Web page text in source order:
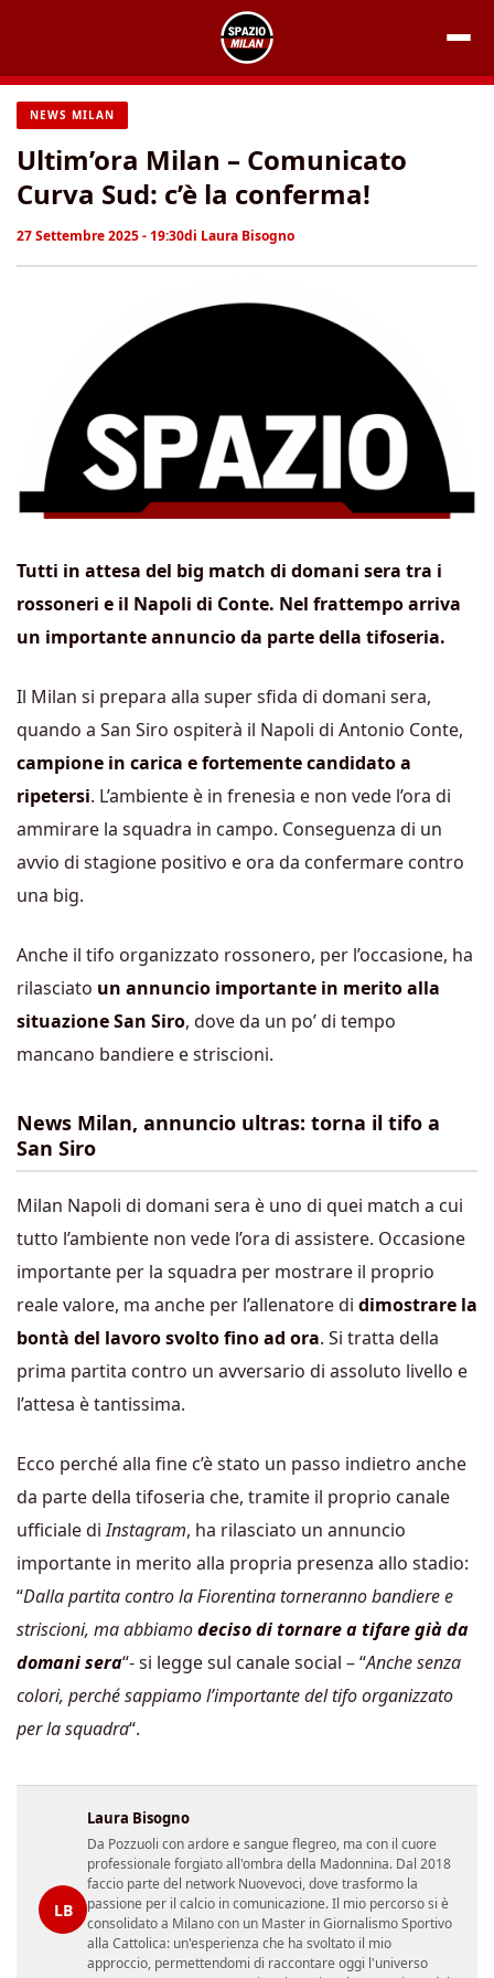
contenuto
NEWS MILAN
Ultim’ora Milan – Comunicato
Curva Sud: c’è la conferma!
27 Settembre 2025 - 19:30di Laura Bisogno
Tutti in attesa del big match di domani sera tra i
rossoneri e il Napoli di Conte. Nel frattempo arriva
un importante annuncio da parte della tifoseria.
Il Milan si prepara alla super sfida di domani sera,
quando a San Siro ospiterà il Napoli di Antonio Conte,
campione in carica e fortemente candidato a
ripetersi. L’ambiente è in frenesia e non vede l’ora di
ammirare la squadra in campo. Conseguenza di un
avvio di stagione positivo e ora da confermare contro
una big.
Anche il tifo organizzato rossonero, per l’occasione, ha
rilasciato un annuncio importante in merito alla
situazione San Siro, dove da un po’ di tempo
mancano bandiere e striscioni.
News Milan, annuncio ultras: torna il tifo a
San Siro
Milan Napoli di domani sera è uno di quei match a cui
tutto l’ambiente non vede l’ora di assistere. Occasione
importante per la squadra per mostrare il proprio
reale valore, ma anche per l’allenatore di dimostrare la
bontà del lavoro svolto fino ad ora. Si tratta della
prima partita contro un avversario di assoluto livello e
l’attesa è tantissima.
Ecco perché alla fine c’è stato un passo indietro anche
da parte della tifoseria che, tramite il proprio canale
ufficiale diInstagram, ha rilasciato un annuncio
importante in merito alla propria presenza allo stadio:
“Dalla partita contro la Fiorentina torneranno bandiere e
striscioni, ma abbiamodeciso di tornare a tifare già da
domani sera“- si legge sul canale social – “Anche senza
colori, perché sappiamo l’importante del tifo organizzato
per la squadra“.
LB
Laura Bisogno
Da Pozzuoli con ardore e sangue flegreo, ma con il cuore
professionale forgiato all'ombra della Madonnina. Dal 2018
faccio parte del network Nuovevoci, dove trasformo la
passione per il calcio in comunicazione. Il mio percorso si è
consolidato a Milano con un Master in Giornalismo Sportivo
alla Cattolica: un'esperienza che ha svoltato il mio
approccio, permettendomi di raccontare oggi l'universo